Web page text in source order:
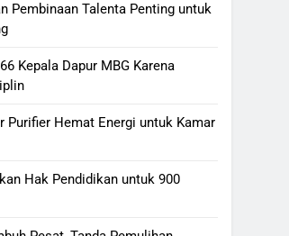
Pembinaan Talenta Penting untuk
Kepala Dapur MBG Karena
Purifier Hemat Energi untuk Kamar
Hak Pendidikan untuk 900